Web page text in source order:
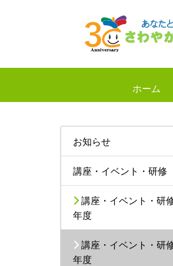
ホーム
お知らせ
講座・イベント・研修
講座・イベント・研
年度
講座・イベント・研
年度